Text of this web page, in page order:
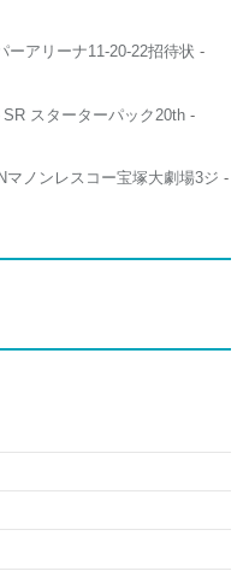
ーアリーナ11-20-22招待状 -
スターターパック20th -
ノンレスコー宝塚大劇場3ジ -